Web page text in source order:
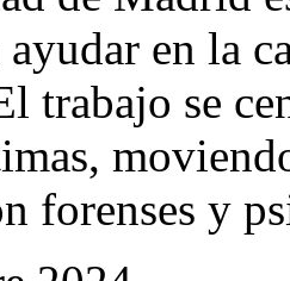
en la
trabajo se
forenses y